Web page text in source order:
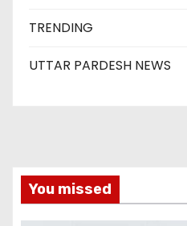
TRENDING
UTTAR PARDESH NEWS
You missed